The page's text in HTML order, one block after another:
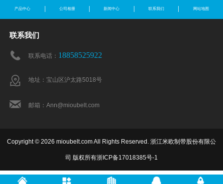
产品中心 公司相册 新闻中心 联系我们 网站地图
联系我们
联系电话： 18858525922
地址：宝山区沪太路5018号
邮箱：Ann@mioubelt.com
Copyright © 2026 mioubelt.com All Rights Reserved. 浙江米欧制带股份有限公
司 版权所有浙ICP备17018385号-1